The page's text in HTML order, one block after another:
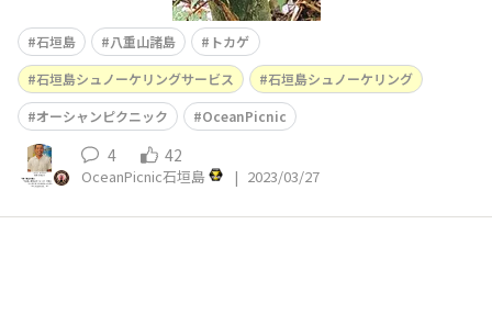
石垣島 八重山諸島
トカゲ
石垣島シュノーケリングサービス
石垣島シュノーケリング
オーシャンピクニック
OceanPicnic
4 42
OceanPicnic石垣島 | 2023/03/27